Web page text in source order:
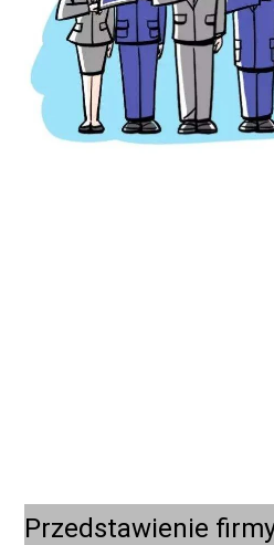
Przedstawienie